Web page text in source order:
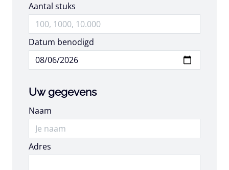
Aantal stuks
Datum benodigd
Uw gegevens
Naam
Adres